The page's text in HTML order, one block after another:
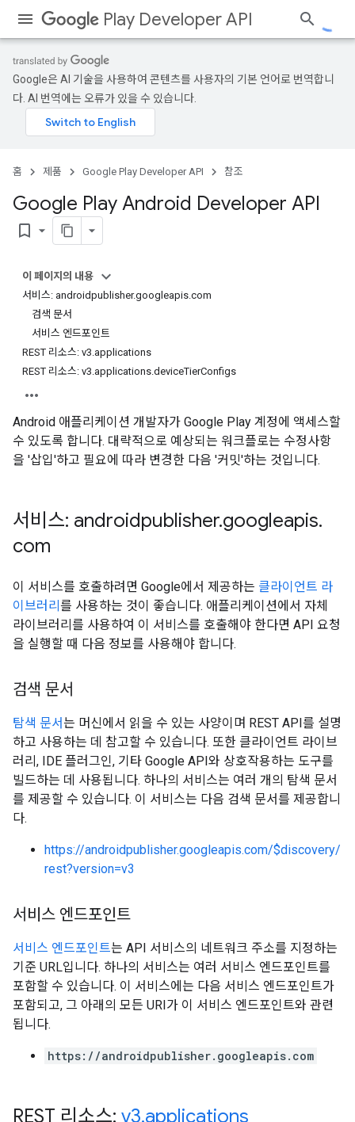
Play Developer API
Google은 AI 기술을 사용하여 콘텐츠를 사용자의 기본 언어로 번역합니
다. AI 번역에는 오류가 있을 수 있습니다.
홈 제품 Google Play Developer API 참조
Google Play Android Developer API
bookmark_border
이 페이지의 내용
서비스: androidpublisher.googleapis.com
검색 문서
서비스 엔드포인트
REST 리소스: v3.applications
REST 리소스: v3.applications.deviceTierConfigs
Android 애플리케이션 개발자가 Google Play 계정에 액세스할
수 있도록 합니다. 대략적으로 예상되는 워크플로는 수정사항
을 '삽입'하고 필요에 따라 변경한 다음 '커밋'하는 것입니다.
서비스: androidpublisher.googleapis.
com
이 서비스를 호출하려면 Google에서 제공하는 클라이언트 라
이브러리 를 사용하는 것이 좋습니다. 애플리케이션에서 자체
라이브러리를 사용하여 이 서비스를 호출해야 한다면 API 요청
을 실행할 때 다음 정보를 사용해야 합니다.
검색 문서
탐색 문서는 머신에서 읽을 수 있는 사양이며 REST API를 설명
하고 사용하는 데 참고할 수 있습니다. 또한 클라이언트 라이브
러리, IDE 플러그인, 기타 Google API와 상호작용하는 도구를
빌드하는 데 사용됩니다. 하나의 서비스는 여러 개의 탐색 문서
를 제공할 수 있습니다. 이 서비스는 다음 검색 문서를 제공합니
다.
https://androidpublisher.googleapis.com/$discovery/
rest?version=v3
서비스 엔드포인트
서비스 엔드포인트는 API 서비스의 네트워크 주소를 지정하는
기준 URL입니다. 하나의 서비스는 여러 서비스 엔드포인트를
포함할 수 있습니다. 이 서비스에는 다음 서비스 엔드포인트가
포함되고, 그 아래의 모든 URI가 이 서비스 엔드포인트와 관련
됩니다.
https://androidpublisher.googleapis.com
REST 리소스: v3.applications